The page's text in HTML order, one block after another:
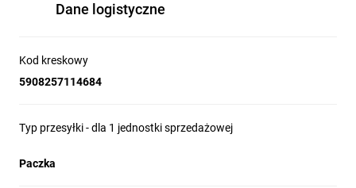
Dane logistyczne
Kod kreskowy
5908257114684
Typ przesyłki - dla 1 jednostki sprzedażowej
Paczka